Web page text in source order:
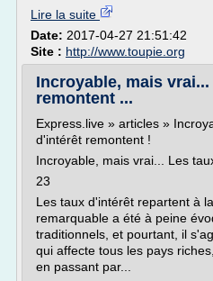
Lire la suite
Date: 2017-04-27 21:51:42
Site : http://www.toupie.org
Incroyable, mais
remontent ...
Express.live » articles »
d'intérêt remontent !
Incroyable, mais vrai... Les
23
Les taux d'intérêt repartent à
remarquable a été à peine
traditionnels, et pourtant, il
qui affecte tous les pays
en passant par...